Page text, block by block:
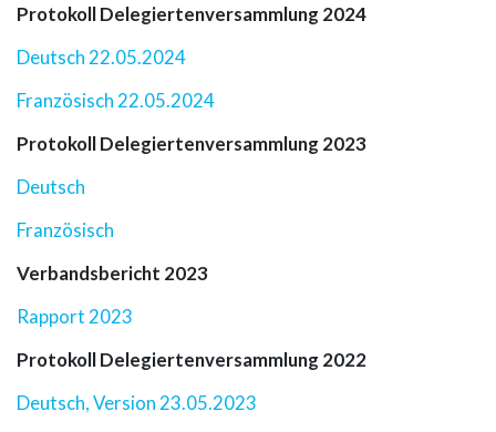
Protokoll Delegiertenversammlung 2024
Deutsch 22.05.2024
Französisch 22.05.2024
Protokoll Delegiertenversammlung 2023
Deutsch
Französisch
Verbandsbericht 2023
Rapport 2023
Protokoll Delegiertenversammlung 2022
Deutsch, Version 23.05.2023